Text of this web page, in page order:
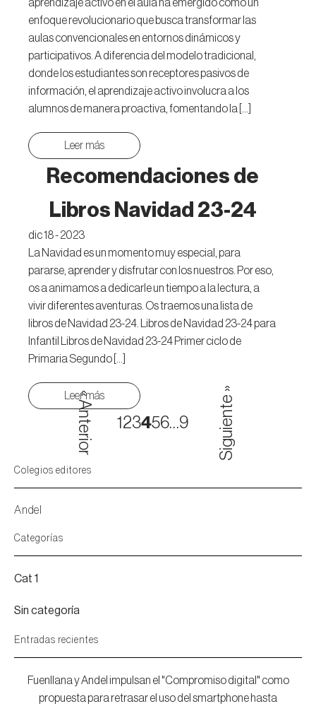
Colegios editores
Andel
Categorías
Cat 1
Sin categoría
Entradas recientes
Fuenllana y Andel impulsan el "Compromiso digital" como
propuesta para retrasar el uso del smartphone hasta
aprendizaje activo en el aula ha emergido como un
enfoque revolucionario que busca transformar las
aulas convencionales en entornos dinámicos y
participativos. A diferencia del modelo tradicional,
donde los estudiantes son receptores pasivos de
información, el aprendizaje activo involucra a los
alumnos de manera proactiva, fomentando la […]
Leer más
Recomendaciones de
Libros Navidad 23-24
dic 18 - 2023
La Navidad es un momento muy especial, para
pararse, aprender y disfrutar con los nuestros. Por eso,
os a animamos a dedicarle un tiempo a la lectura, a
vivir diferentes aventuras. Os traemos una lista de
libros de Navidad 23-24. Libros de Navidad 23-24 para
Infantil Libros de Navidad 23-24 Primer ciclo de
Primaria Segundo […]
Leer más
« Anterior 123456…9 Siguiente »